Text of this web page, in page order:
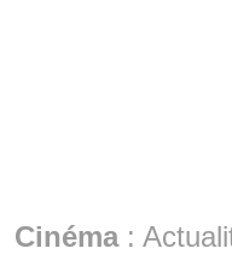
Cinéma: